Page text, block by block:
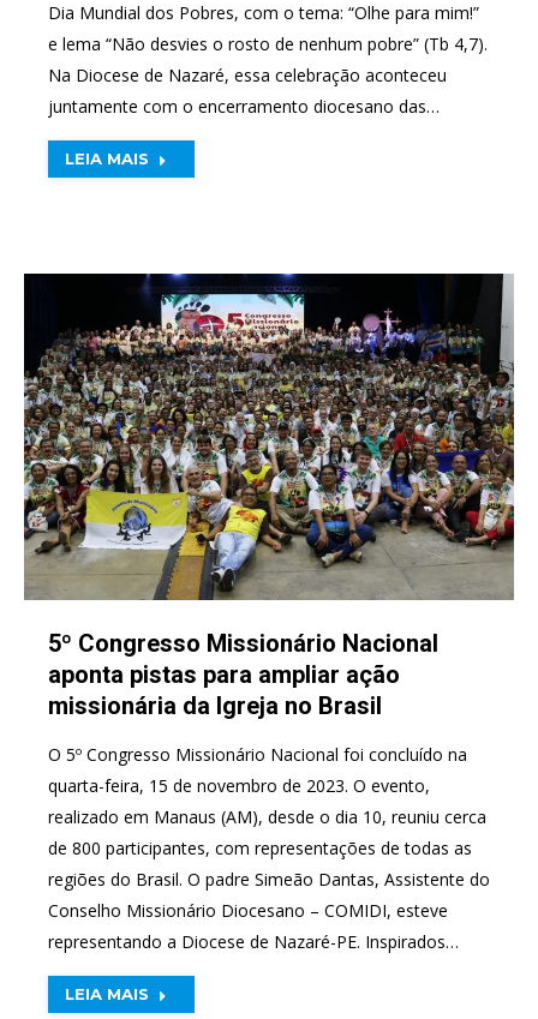
Dia Mundial dos Pobres, com o tema: “Olhe para mim!”
e lema “Não desvies o rosto de nenhum pobre” (Tb 4,7).
Na Diocese de Nazaré, essa celebração aconteceu
juntamente com o encerramento diocesano das…
LEIA MAIS
5º Congresso Missionário Nacional
aponta pistas para ampliar ação
missionária da Igreja no Brasil
O 5º Congresso Missionário Nacional foi concluído na
quarta-feira, 15 de novembro de 2023. O evento,
realizado em Manaus (AM), desde o dia 10, reuniu cerca
de 800 participantes, com representações de todas as
regiões do Brasil. O padre Simeão Dantas, Assistente do
Conselho Missionário Diocesano – COMIDI, esteve
representando a Diocese de Nazaré-PE. Inspirados…
LEIA MAIS